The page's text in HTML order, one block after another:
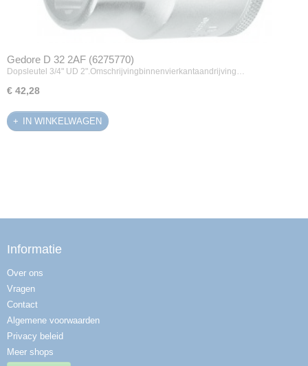
Gedore D 32 2AF (6275770)
Dopsleutel 3/4" UD 2".Omschrijvingbinnenvierkantaandrijving…
€ 42,28
IN WINKELWAGEN
Informatie
Over ons
Vragen
Contact
Algemene voorwaarden
Privacy beleid
Meer shops